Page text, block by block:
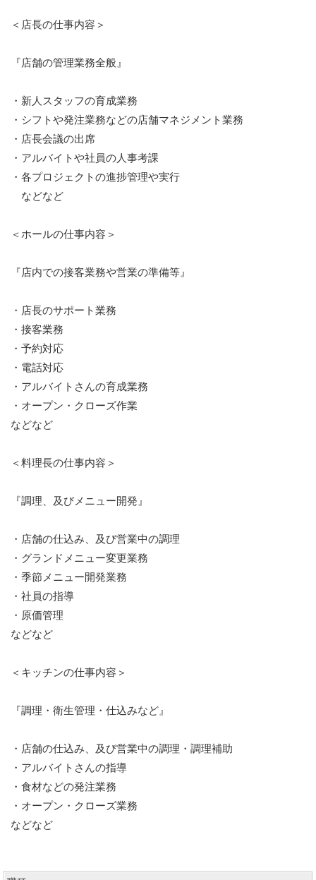
＜店長の仕事内容＞
『店舗の管理業務全般』
・新人スタッフの育成業務
・シフトや発注業務などの店舗マネジメント業務
・店長会議の出席
・アルバイトや社員の人事考課
・各プロジェクトの進捗管理や実行
などなど
＜ホールの仕事内容＞
『店内での接客業務や営業の準備等』
・店長のサポート業務
・接客業務
・予約対応
・電話対応
・アルバイトさんの育成業務
・オープン・クローズ作業
などなど
＜料理長の仕事内容＞
『調理、及びメニュー開発』
・店舗の仕込み、及び営業中の調理
・グランドメニュー変更業務
・季節メニュー開発業務
・社員の指導
・原価管理
などなど
＜キッチンの仕事内容＞
『調理・衛生管理・仕込みなど』
・店舗の仕込み、及び営業中の調理・調理補助
・アルバイトさんの指導
・食材などの発注業務
・オープン・クローズ業務
などなど